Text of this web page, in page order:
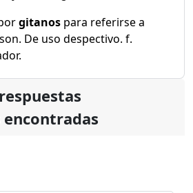
gitanos para referirse a
De uso despectivo. f.